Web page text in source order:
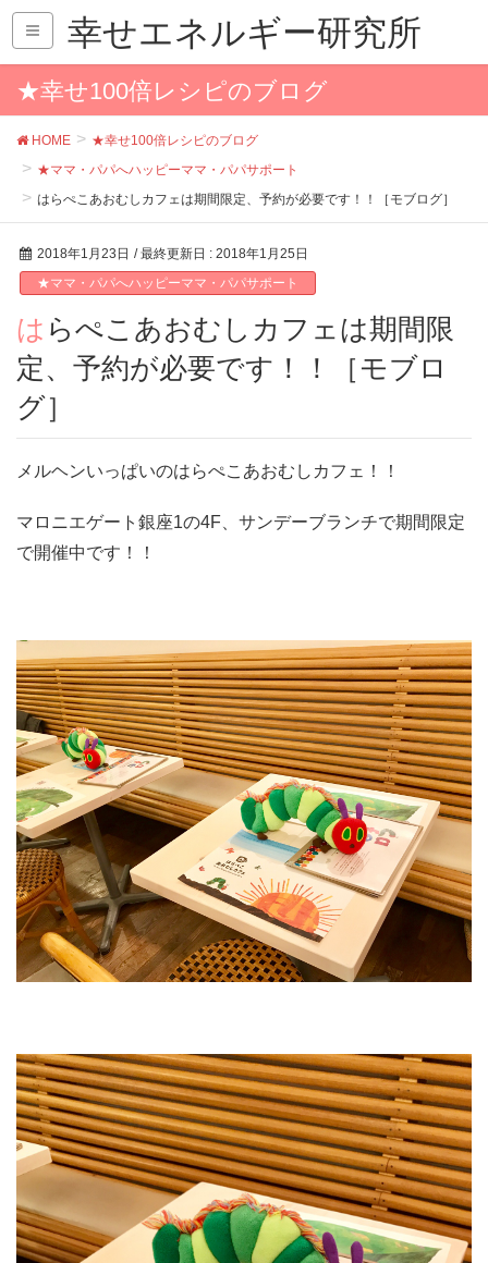
幸せエネルギー研究所
★幸せ100倍レシピのブログ
HOME
★幸せ100倍レシピのブログ
★ママ・パパへハッピーママ・パパサポート
はらぺこあおむしカフェは期間限定、予約が必要です！！［モブログ］
2018年1月23日 / 最終更新日 : 2018年1月25日
★ママ・パパへハッピーママ・パパサポート
はらぺこあおむしカフェは期間限
定、予約が必要です！！［モブロ
グ］
メルヘンいっぱいのはらぺこあおむしカフェ！！
マロニエゲート銀座1の4F、サンデーブランチで期間限定
で開催中です！！